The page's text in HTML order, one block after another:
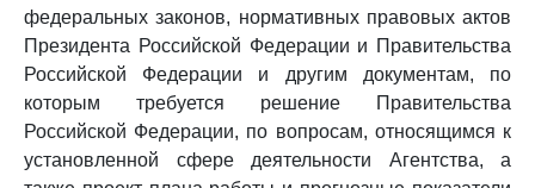
федеральных законов, нормативных правовых актов
Президента Российской Федерации и Правительства
Российской Федерации и другим документам, по
которым требуется решение Правительства
Российской Федерации, по вопросам, относящимся к
установленной сфере деятельности Агентства, а